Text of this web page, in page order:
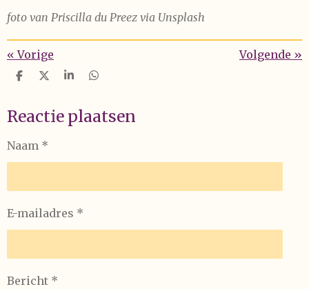
foto van Priscilla du Preez via Unsplash
«Vorige Volgende »
D
e
n
D
l
S
r
e
D
e
n
Reactie plaatsen
Naam *
E-mailadres *
Bericht *